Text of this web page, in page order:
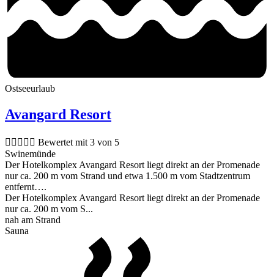
Ostseeurlaub
Avangard Resort
     Bewertet mit 3 von 5
Swinemünde
Der Hotelkomplex Avangard Resort liegt direkt an der Promenade
nur ca. 200 m vom Strand und etwa 1.500 m vom Stadtzentrum
entfernt….
Der Hotelkomplex Avangard Resort liegt direkt an der Promenade
nur ca. 200 m vom S...
nah am Strand
Sauna